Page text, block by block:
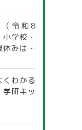
（令和8
学校・
休みはい
夏季休暇
くわかる
研キッ